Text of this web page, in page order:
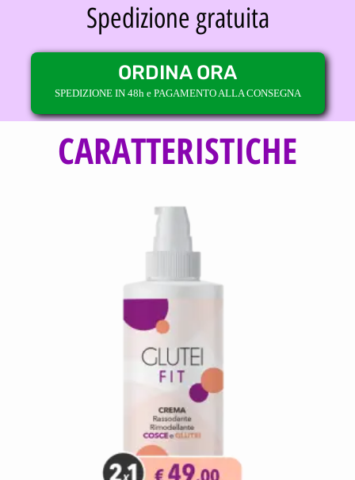
Spedizione gratuita
ORDINA ORA
SPEDIZIONE IN 48h e PAGAMENTO ALLA CONSEGNA
CARATTERISTICHE